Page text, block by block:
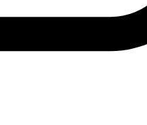
en Twitter: